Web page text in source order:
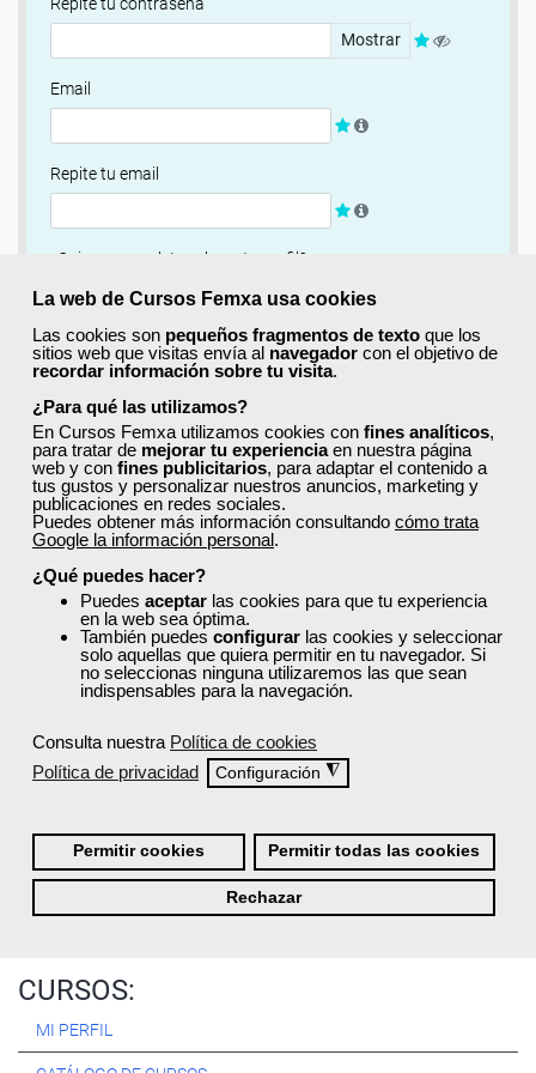
La web de Cursos Femxa usa cookies
Las cookies son pequeños fragmentos de texto que los
sitios web que visitas envía al navegador con el objetivo de
recordar información sobre tu visita.
¿Para qué las utilizamos?
En Cursos Femxa utilizamos cookies con fines analíticos,
para tratar de mejorar tu experienciaen nuestra página
web y con fines publicitarios, para adaptar el contenido a
tus gustos y personalizar nuestros anuncios, marketing y
publicaciones en redes sociales.
Puedes obtener más información consultando cómo trata
Google la información personal.
¿Qué puedes hacer?
Puedes aceptar las cookies para que tu experiencia
en la web sea óptima.
También puedes configurar las cookies y seleccionar
solo aquellas que quiera permitir en tu navegador. Si
no seleccionas ninguna utilizaremos las que sean
indispensables para la navegación.
Consulta nuestra Política de cookies
Política de privacidad
Configuración ◮
Permitir cookies Permitir todas las cookies
Rechazar
Mostrar
Email
Repite tu email
¿Quieres completar ahora tu perfil?
Si
No, completaré mi perfil más adelante
Newsletter
Si, quiero recibir información sobre cursos, ofertas
exclusivas y recursos para el aprendizaje.
Términos y condiciones
He leído y acepto la Política de Privacidad
Registrarse
Quiénes Somos:
Especialistas en consultoría y formación para el empleo
Nuestro objetivo diario es, única y exclusivamente, ayudarte a
conseguir tus metas profesionales ofreciéndote los mejores
CURSOS:
MI PERFIL